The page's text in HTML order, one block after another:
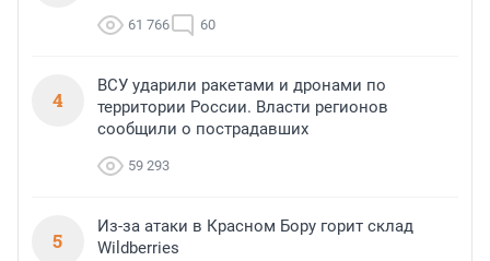
61 766 60
4
ВСУ ударили ракетами и дронами по
территории России. Власти регионов
сообщили о пострадавших
59 293
5
Из-за атаки в Красном Бору горит склад
Wildberries